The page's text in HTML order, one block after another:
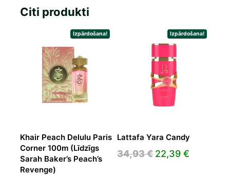
Citi produkti
Izpārdošana!
Khair Peach Delulu Paris
Corner 100m (Līdzīgs
Sarah Baker’s Peach’s
Revenge)
Izpārdošana!
Lattafa Yara Candy
34,93€ Original
22,39 €